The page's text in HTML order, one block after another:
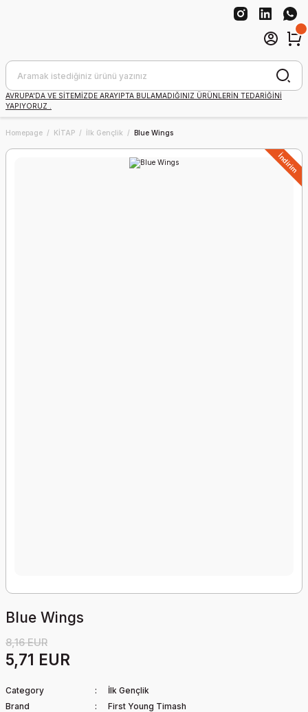
AVRUPA'DA VE SİTEMİZDE ARAYIPTA BULAMADIĞINIZ ÜRÜNLERİN TEDARİĞİNİ
YAPIYORUZ .
Homepage KİTAP İlk Gençlik Blue Wings
İndirim
Blue Wings
8,16 EUR
5,71 EUR
Category
İlk Gençlik
Brand
First Young Timash